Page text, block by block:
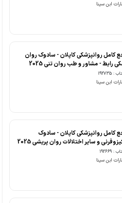
ابن سینا
کامل روانپزشکی کاپلان - سادوک روان
رابط - مشاور و طب روان تنی 2025
: 192735
ابن سینا
کامل روانپزشکی کاپلان - سادوک
و سایر اختلالات روان پریشی 2025
: 192669
ابن سینا